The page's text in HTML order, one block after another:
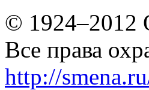
© 1924–2012
Все права
http://